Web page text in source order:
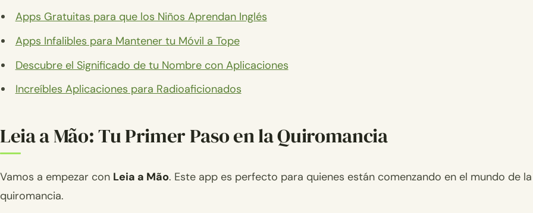
Apps Gratuitas para que los Niños Aprendan Inglés
Apps Infalibles para Mantener tu Móvil a Tope
Descubre el Significado de tu Nombre con Aplicaciones
Increíbles Aplicaciones para Radioaficionados
Leia a Mão: Tu Primer Paso en la Quiromancia
Vamos a empezar con Leia a Mão. Este app es perfecto para quienes están comenzando en el mundo de la
quiromancia.